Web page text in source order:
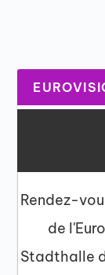
Rendez-
de
Stadthalle